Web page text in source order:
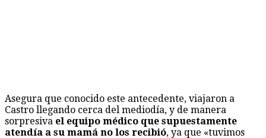
Asegura que conocido este antecedente, viajaron a
Castro llegando cerca del mediodía, y de manera
sorpresiva el equipo médico que supuestamente
atendía a su mamá no los recibió, ya que «tuvimos